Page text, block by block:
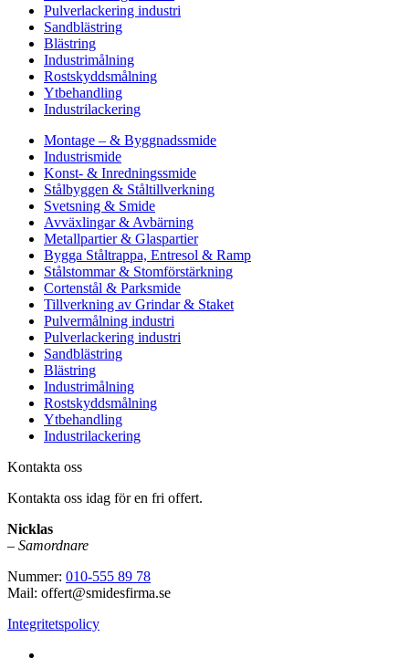
Pulverlackering industri
Sandblästring
Blästring
Industrimålning
Rostskyddsmålning
Ytbehandling
Industrilackering
Montage – & Byggnadssmide
Industrismide
Konst- & Inredningssmide
Stålbyggen & Ståltillverkning
Svetsning & Smide
Avväxlingar & Avbärning
Metallpartier & Glaspartier
Bygga Ståltrappa, Entresol & Ramp
Stålstommar & Stomförstärkning
Cortenstål & Parksmide
Tillverkning av Grindar & Staket
Pulvermålning industri
Pulverlackering industri
Sandblästring
Blästring
Industrimålning
Rostskyddsmålning
Ytbehandling
Industrilackering
Kontakta oss
Kontakta oss idag för en fri offert.
Nicklas
– Samordnare
Nummer: 010-555 89 78
Mail: offert@smidesfirma.se
Integritetspolicy